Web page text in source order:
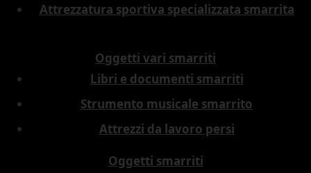
Attrezzatura sportiva specializzata smarrita
Oggetti vari smarriti
Libri e documenti smarriti
Strumento musicale smarrito
Attrezzi da lavoro persi
Oggetti smarriti